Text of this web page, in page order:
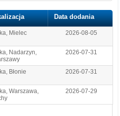
Data dodania
Mielec 2026-08-05
Nadarzyn,
2026-07-31
Błonie 2026-07-31
Warszawa,
2026-07-29